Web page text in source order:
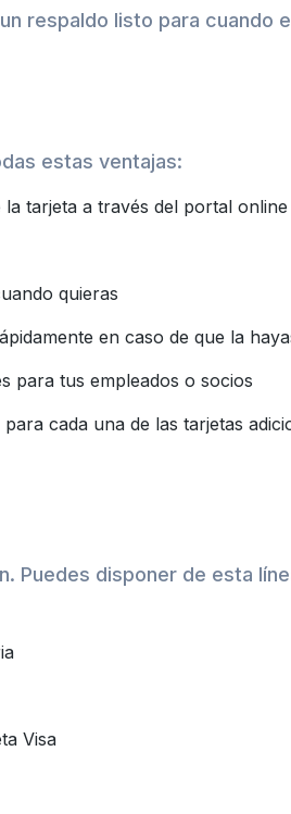
respaldo listo para cuando
estas ventajas:
tarjeta a través del portal online
quieras
en caso de que la
para tus empleados o socios
cada una de las tarjetas
Puedes disponer de esta
Visa